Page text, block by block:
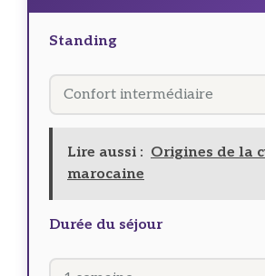
Standing
Lire aussi : Origines de la
marocaine
Durée du séjour